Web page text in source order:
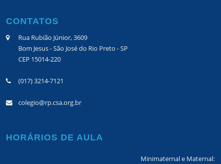
CONTATOS
Rua Rubião Júnior, 3609
Bom Jesus - São José do Rio Preto - SP
CEP 15014-220
(017) 3214-7121
colegio@rp.csa.org.br
HORÁRIOS DE AULA
Minimaternal e Maternal: